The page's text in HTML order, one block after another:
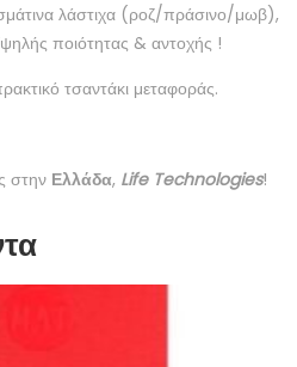
λάστιχα (ροζ/πράσινο/μωβ),
ποιότητας & αντοχής !
τσαντάκι μεταφοράς.
στην Ελλάδα, Life Technologies!